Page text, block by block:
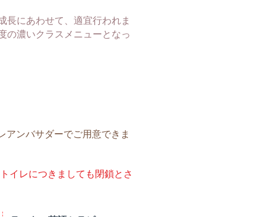
長にあわせて、適宜行われま
濃いクラスメニューとなっ
アンバサダーでご用意できま
イレにつきましても閉鎖とさ